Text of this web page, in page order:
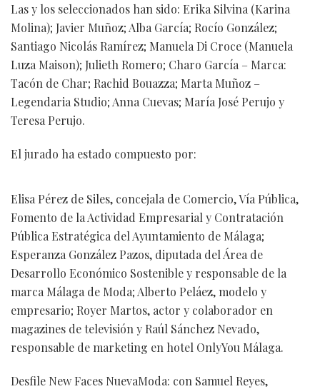
Las y los seleccionados han sido: Erika Silvina (Karina
Molina); Javier Muñoz; Alba García; Rocío González;
Santiago Nicolás Ramírez; Manuela Di Croce (Manuela
Luza Maison); Julieth Romero; Charo García – Marca:
Tacón de Char; Rachid Bouazza; Marta Muñoz –
Legendaria Studio; Anna Cuevas; María José Perujo y
Teresa Perujo.
El jurado ha estado compuesto por:
Elisa Pérez de Siles, concejala de Comercio, Vía Pública,
Fomento de la Actividad Empresarial y Contratación
Pública Estratégica del Ayuntamiento de Málaga;
Esperanza González Pazos, diputada del Área de
Desarrollo Económico Sostenible y responsable de la
marca Málaga de Moda; Alberto Peláez, modelo y
empresario; Royer Martos, actor y colaborador en
magazines de televisión y Raúl Sánchez Nevado,
responsable de marketing en hotel OnlyYou Málaga.
Desfile New Faces NuevaModa: con Samuel Reyes,